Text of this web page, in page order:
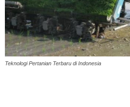
Teknologi Pertanian Terbaru di Indonesia